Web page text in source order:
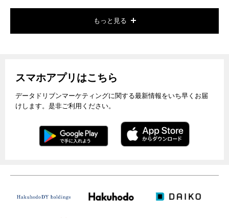
もっと見る
スマホアプリはこちら
データドリブンマーケティングに関する最新情報をいち早くお届
けします。是非ご利用ください。